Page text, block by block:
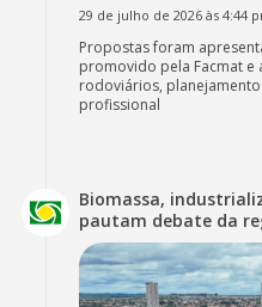
29 de julho de 2026 às 4:44
Propostas foram
promovido pela Facmat
rodoviários,
profissional
Biomassa,
pautam debate da